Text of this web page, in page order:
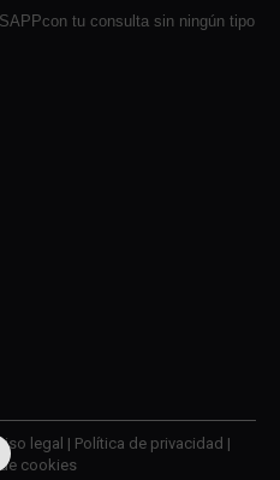
tu consulta sin ningún tipo
legal | Política de privacidad |
de cookies